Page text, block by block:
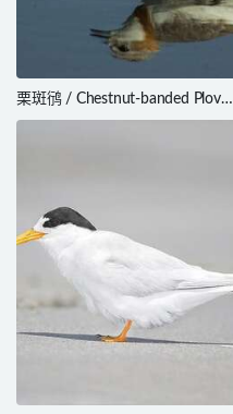
栗斑鸻 / Chestnut-banded Plover
/ Charadrius pallidus